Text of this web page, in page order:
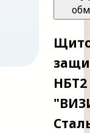
НБТ2